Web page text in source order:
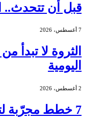
قبل أن تتحدث..
7 أغسطس، 2026
الثروة لا تبدأ
اليومية
2 أغسطس، 2026
7 خطط مجرّبة لتحسين جودة نومك